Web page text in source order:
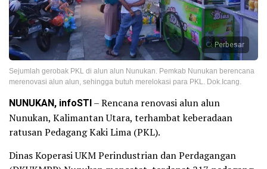
Perbesar
Sejumlah gerobak PKL di alun alun Nunukan. Pemkab Nunukan berencana
merenovasi alun alun, sehingga butuh merelokasi para PKL. Dok.Icang.
NUNUKAN, infoSTI– Rencana renovasi alun alun
Nunukan, Kalimantan Utara, terhambat keberadaan
ratusan Pedagang Kaki Lima (PKL).
Dinas Koperasi UKM Perindustrian dan Perdagangan